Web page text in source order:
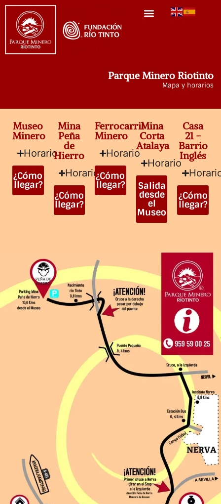
Parque Minero Riotinto
Mapa y horarios
Museo
Minero
Horario
¿Cómo
llegar?
Mina
Peña
de
Hierro
Horario
¿Cómo
llegar?
Ferrocarril
Minero
Horario
¿Cómo
llegar?
Mina
Corta
Atalaya
Horario
Salida
desde
el
Museo
Casa
21 -
Barrio
Inglés
¿Cómo
llegar?